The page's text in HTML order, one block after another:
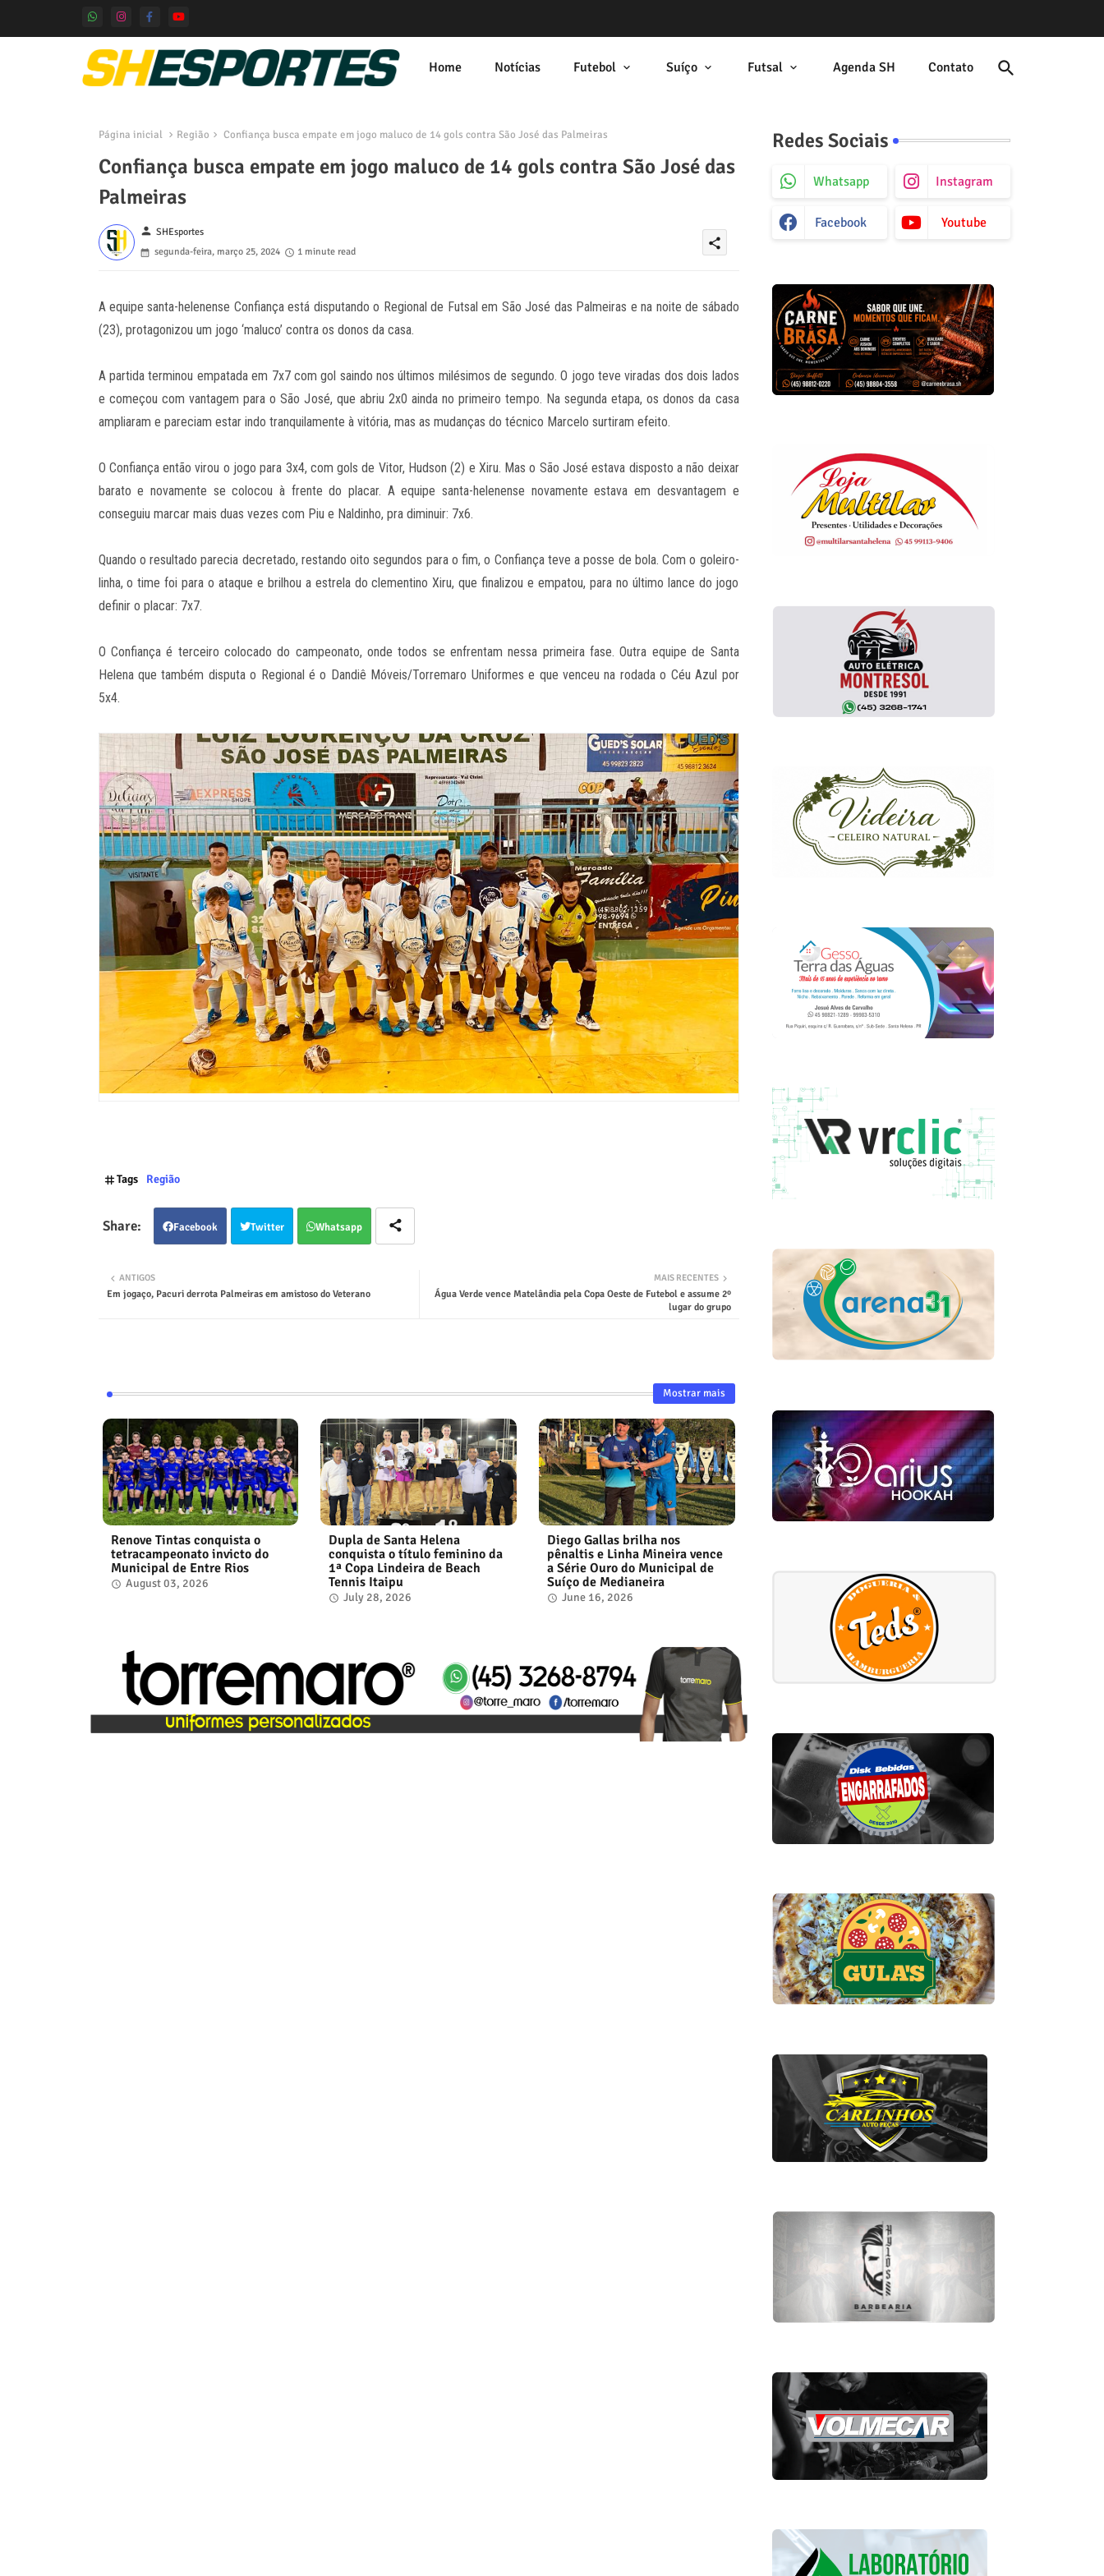
Home Notícias Futebol Suíço Futsal Agenda SH Contato
Página inicial Região Confiança busca empate em jogo maluco de 14 gols contra São José das Palmeiras
Confiança busca empate em jogo maluco de 14 gols contra São José das
Palmeiras
person SHEsportes
segunda-feira, março 25, 2024
1 minute read
share
A equipe santa-helenense Confiança está disputando o Regional de Futsal em São José das Palmeiras e na noite de sábado
(23), protagonizou um jogo ‘maluco’ contra os donos da casa.
A partida terminou empatada em 7x7 com gol saindo nos últimos milésimos de segundo. O jogo teve viradas dos dois lados
e começou com vantagem para o São José, que abriu 2x0 ainda no primeiro tempo. Na segunda etapa, os donos da casa
ampliaram e pareciam estar indo tranquilamente à vitória, mas as mudanças do técnico Marcelo surtiram efeito.
O Confiança então virou o jogo para 3x4, com gols de Vitor, Hudson (2) e Xiru. Mas o São José estava disposto a não deixar
barato e novamente se colocou à frente do placar. A equipe santa-helenense novamente estava em desvantagem e
conseguiu marcar mais duas vezes com Piu e Naldinho, pra diminuir: 7x6.
Quando o resultado parecia decretado, restando oito segundos para o fim, o Confiança teve a posse de bola. Com o goleiro-
linha, o time foi para o ataque e brilhou a estrela do clementino Xiru, que finalizou e empatou, para no último lance do jogo
definir o placar: 7x7.
O Confiança é terceiro colocado do campeonato, onde todos se enfrentam nessa primeira fase. Outra equipe de Santa
Helena que também disputa o Regional é o Dandiê Móveis/Torremaro Uniformes e que venceu na rodada o Céu Azul por
5x4.
Tags Região
Facebook Twitter Whatsapp
MAIS RECENTES
Água Verde vence Matelândia pela Copa Oeste de Futebol e assume 2º
lugar do grupo
ANTIGOS
Em jogaço, Pacuri derrota Palmeiras em amistoso do Veterano
Mostrar mais
Renove Tintas conquista o
tetracampeonato invicto do
Municipal de Entre Rios
August 03, 2026
Dupla de Santa Helena
conquista o título feminino da
1ª Copa Lindeira de Beach
Tennis Itaipu
July 28, 2026
Diego Gallas brilha nos
pênaltis e Linha Mineira vence
a Série Ouro do Municipal de
Suíço de Medianeira
June 16, 2026
Redes Sociais
Whatsapp Instagram
Facebook Youtube